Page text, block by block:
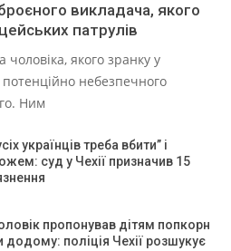
викладача, якого
патрулів
чоловіка, якого зранку у
небезпечного
Ним
українців треба вбити” і
суд у Чехії призначив 15
пропонував дітям попкорн
додому: поліція Чехії розшукує